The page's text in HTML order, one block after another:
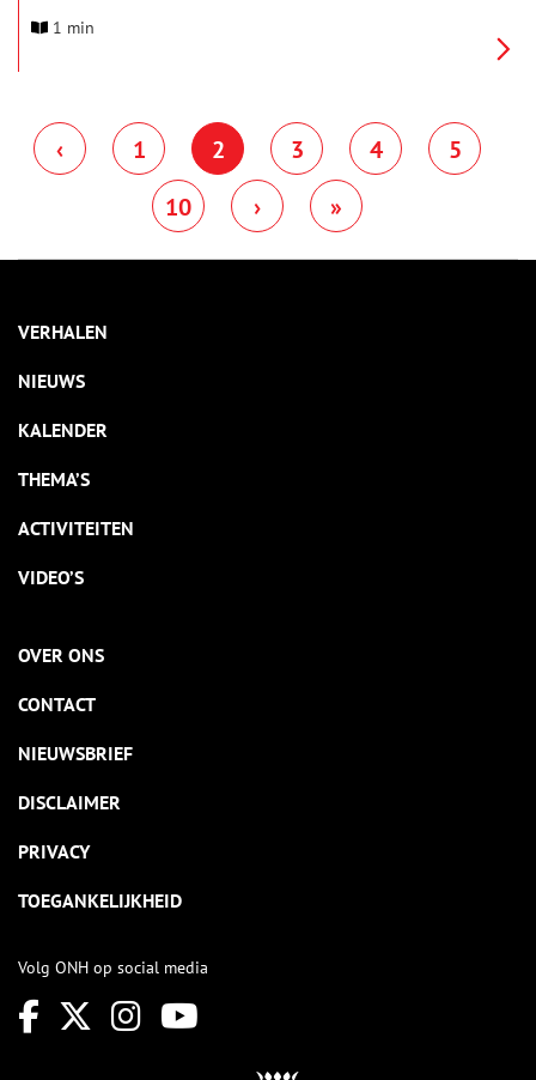
decennia. Een centrale rol hierin speelt een speciale
1 min
‹ 1 2 3 4
5
10
› »
VERHALEN
NIEUWS
KALENDER
THEMA’S
ACTIVITEITEN
VIDEO’S
OVER ONS
CONTACT
NIEUWSBRIEF
DISCLAIMER
PRIVACY
TOEGANKELIJKHEID
Volg ONH op social media